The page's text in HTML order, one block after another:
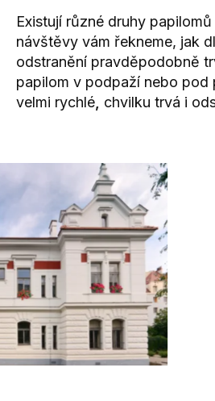
Existují různé druhy
návštěvy vám řekneme, jak
odstranění pravděpodobně
papilom v podpaží nebo pod
velmi rychlé chvilku trvá i